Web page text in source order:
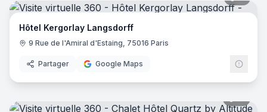
Hôtel Kergorlay Langsdorff
9 Rue de l'Amiral d'Estaing, 75016 Paris
Partager Google Maps